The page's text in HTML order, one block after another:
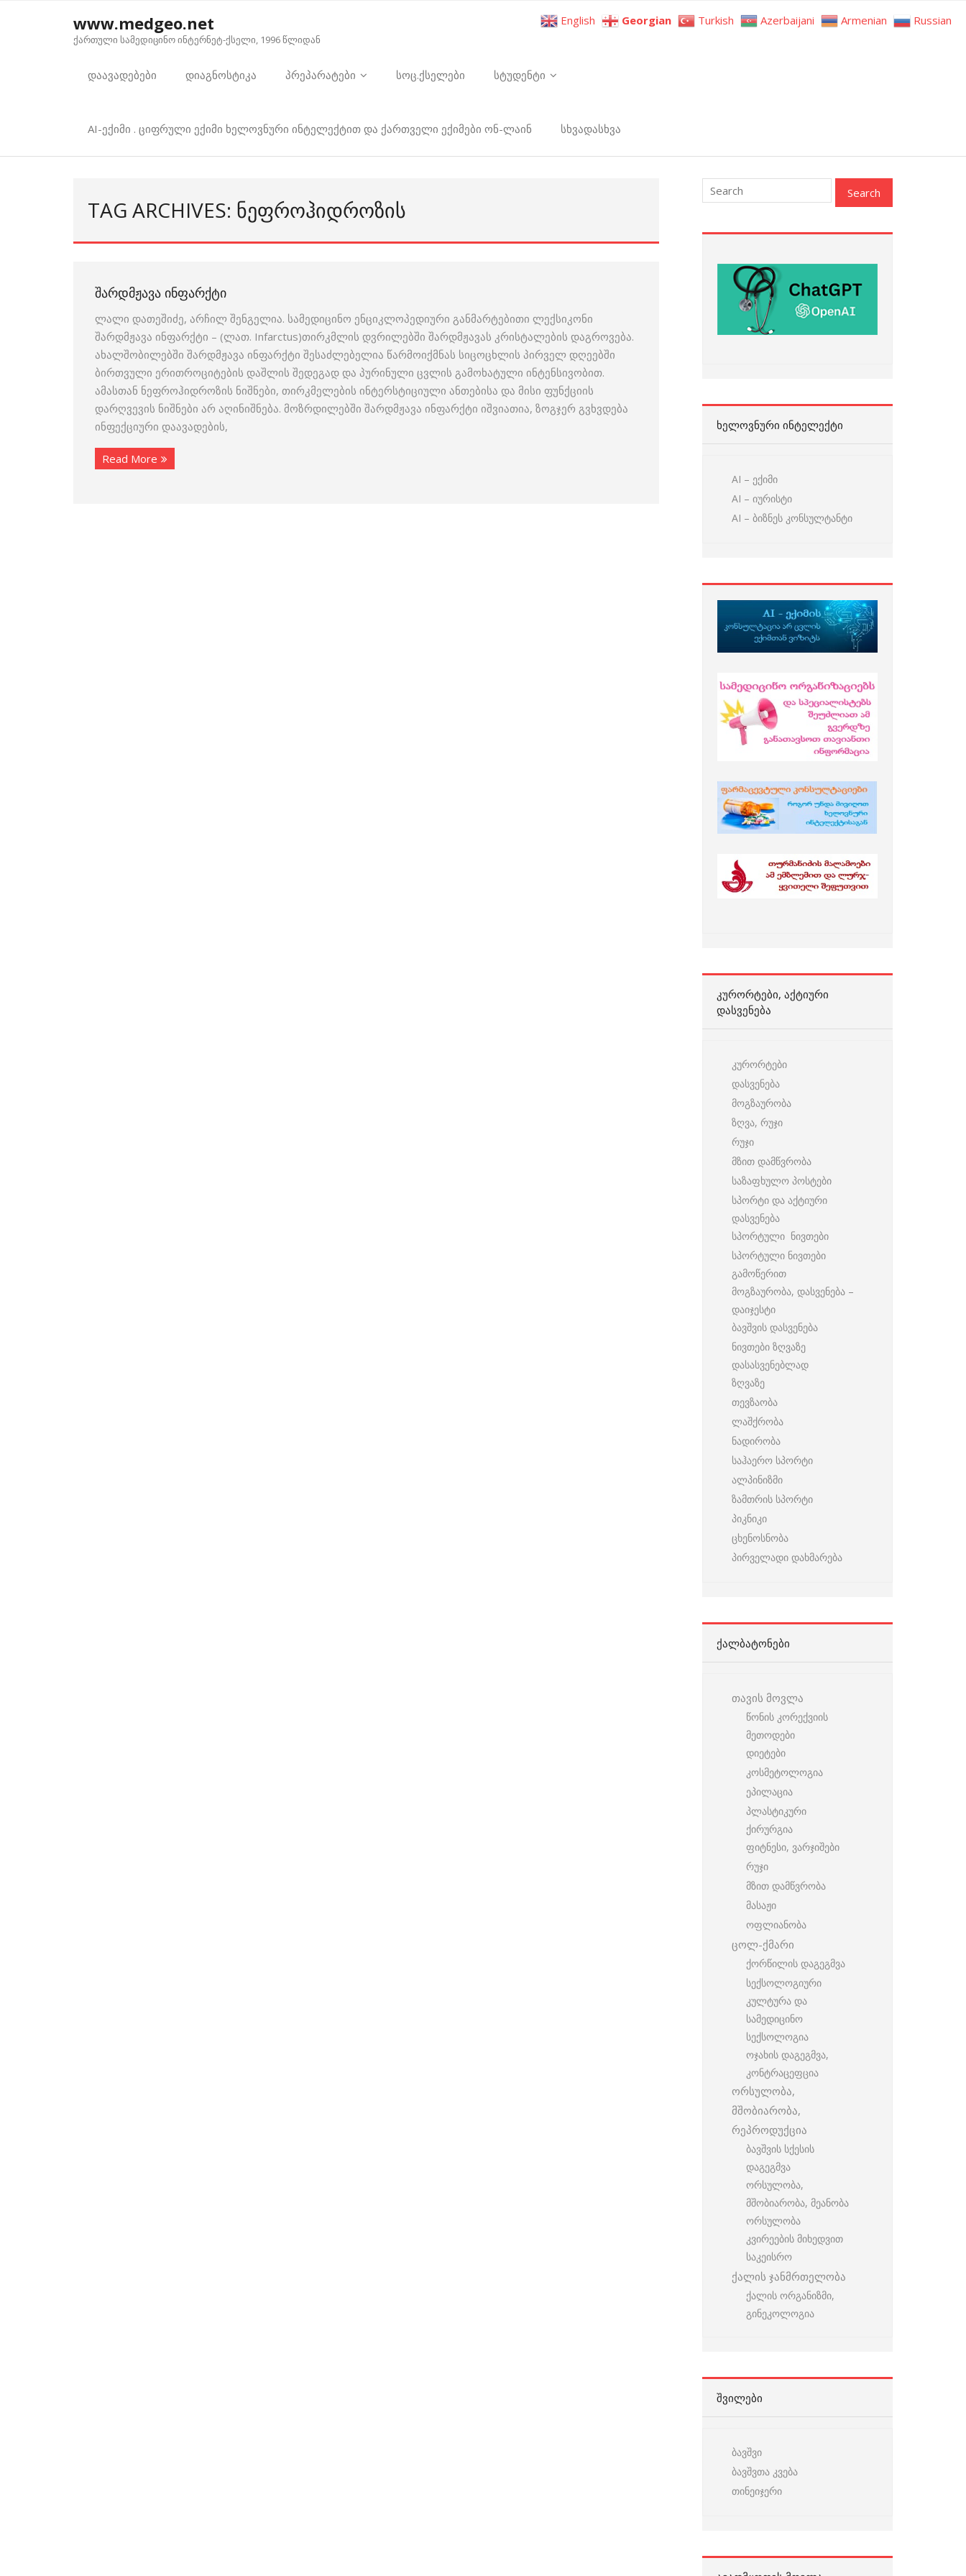
www.medgeo.net
ქართული სამედიცინო ინტერნეტ-ქსელი, 1996 წლიდან
დაავადებები დიაგნოსტიკა პრეპარატები სოც.ქსელები სტუდენტი
AI-ექიმი . ციფრული ექიმი ხელოვნური ინტელექტით და ქართველი ექიმები ონ-ლაინ სხვადასხვა
TAG ARCHIVES: ᲜᲔᲤᲠᲝᲰᲘᲓᲠᲝᲖᲘᲡ
ᲨᲐᲠᲓᲛᲟᲐᲕᲐ ᲘᲜᲤᲐᲠᲥᲢᲘ
ლალი დათეშიძე, არჩილ შენგელია. სამედიცინო ენციკლოპედიური განმარტებითი ლექსიკონი
შარდმჟავა ინფარქტი – (ლათ. Infarctus)თირკმლის დვრილებში შარდმჟავას კრისტალების დაგროვება.
ახალშობილებში შარდმჟავა ინფარქტი შესაძლებელია წარმოიქმნას სიცოცხლის პირველ დღეებში
ბირთვული ერითროციტების დაშლის შედეგად და პურინული ცვლის გამოხატული ინტენსივობით.
ამასთან ნეფროჰიდროზის ნიშნები, თირკმელების ინტერსტიციული ანთებისა და მისი ფუნქციის
დარღვევის ნიშნები არ აღინიშნება. მოზრდილებში შარდმჟავა ინფარქტი იშვიათია, ზოგჯერ გვხვდება
ინფექციური დაავადების,
Read More
ᲮᲔᲚᲝᲕᲜᲣᲠᲘ ᲘᲜᲢᲔᲚᲔᲥᲢᲘ
AI – ექიმი
AI – იურისტი
AI – ბიზნეს კონსულტანტი
ᲙᲣᲠᲝᲠᲢᲔᲑᲘ, ᲐᲥᲢᲘᲣᲠᲘ
ᲓᲐᲡᲕᲔᲜᲔᲑᲐ
კურორტები
დასვენება
მოგზაურობა
ზღვა, რუჯი
რუჯი
მზით დამწვრობა
საზაფხულო პოსტები
სპორტი და აქტიური
დასვენება
სპორტული ნივთები
სპორტული ნივთები
გამოწერით
მოგზაურობა, დასვენება –
დაიჯესტი
ბავშვის დასვენება
ნივთები ზღვაზე
დასასვენებლად
ზღვაზე
თევზაობა
ლაშქრობა
ნადირობა
საჰაერო სპორტი
ალპინიზმი
ზამთრის სპორტი
პიკნიკი
ცხენოსნობა
პირველადი დახმარება
ᲥᲐᲚᲑᲐᲢᲝᲜᲔᲑᲘ
თავის მოვლა
წონის კორექვიის
მეთოდები
დიეტები
კოსმეტოლოგია
ეპილაცია
პლასტიკური
ქირურგია
ფიტნესი, ვარჯიშები
რუჯი
მზით დამწვრობა
მასაჟი
ოფლიანობა
ცოლ-ქმარი
ქორწილის დაგეგმვა
სექსოლოგიური
კულტურა და
სამედიცინო
სექსოლოგია
ოჯახის დაგეგმვა,
კონტრაცეფცია
ორსულობა,
მშობიარობა,
რეპროდუქცია
ბავშვის სქესის
დაგეგმვა
ორსულობა,
მშობიარობა, მეანობა
ორსულობა
კვირეების მიხედვით
საკეისრო
ქალის ჯანმრთელობა
ქალის ორგანიზმი,
გინეკოლოგია
ᲨᲕᲘᲚᲔᲑᲘ
ბავშვი
ბავშვთა კვება
თინეიჯერი
English Georgian Turkish Azerbaijani Armenian Russian